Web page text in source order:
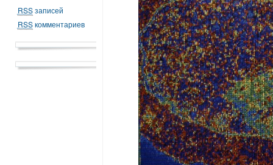
RSSзаписей
RSSкомментариев